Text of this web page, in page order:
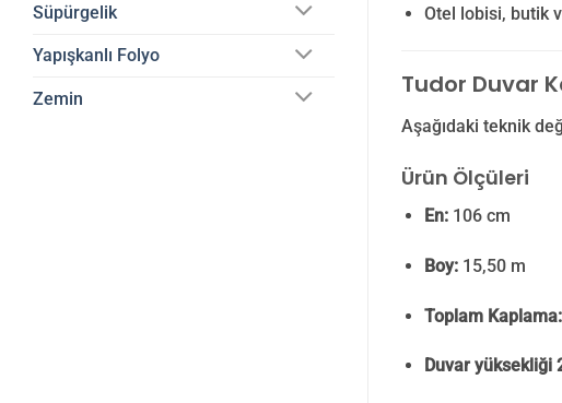
Süpürgelik
Yapışkanlı Folyo
Zemin
Otel lobisi, butik
Tudor Duvar
Aşağıdaki teknik
Ürün Ölçüleri
En:106 cm
Boy:15,50 m
Toplam Kaplama:
Duvar yüksekliği